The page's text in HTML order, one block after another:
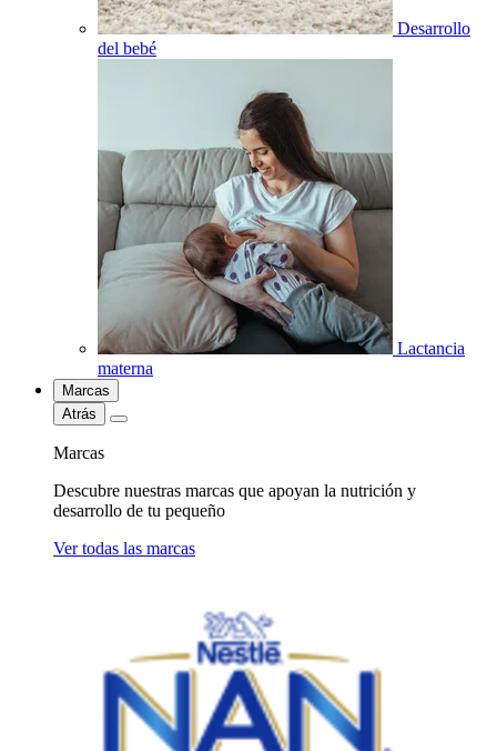
Desarrollo
del bebé
Lactancia
materna
Marcas
Atrás
Marcas
Descubre nuestras marcas que apoyan la nutrición y
desarrollo de tu pequeño
Ver todas las marcas